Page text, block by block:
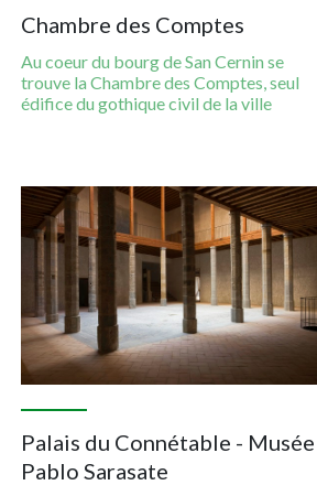
Chambre des Comptes
Au coeur du bourg de San Cernin se
trouve la Chambre des Comptes, seul
édifice du gothique civil de la ville
Imagen
Palais du Connétable - Musée
Pablo Sarasate